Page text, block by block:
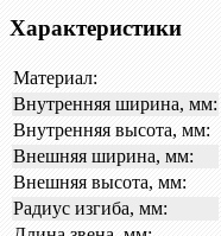
Характеристики
Материал:
Внутренняя ширина, мм:
Внутренняя высота, мм:
Внешняя ширина, мм:
Внешняя высота, мм:
Радиус изгиба, мм: